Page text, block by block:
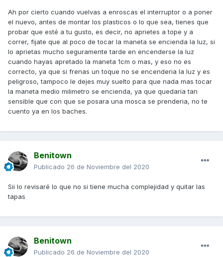
Ah por cierto cuando vuelvas a enroscas el interruptor o a poner
el nuevo, antes de montar los plasticos o lo que sea, tienes que
probar que esté a tu gusto, es decir, no aprietes a tope y a
correr, fijate que al poco de tocar la maneta se encienda la luz, si
lo aprietas mucho seguramente tarde en encenderse la luz
cuando hayas apretado la maneta 1cm o mas, y eso no es
correcto, ya que si frenas un toque no se encenderia la luz y es
peligroso, tampoco le dejes muy suelto para que nada mas tocar
la maneta medio milimetro se encienda, ya que quedaria tan
sensible que con que se posara una mosca se prenderia, no te
cuento ya en los baches.
Benitown
Publicado 26 de Noviembre del 2020
Sii lo revisaré lo que no si tiene mucha complejidad y quitar las
tapas
Benitown
Publicado 26 de Noviembre del 2020